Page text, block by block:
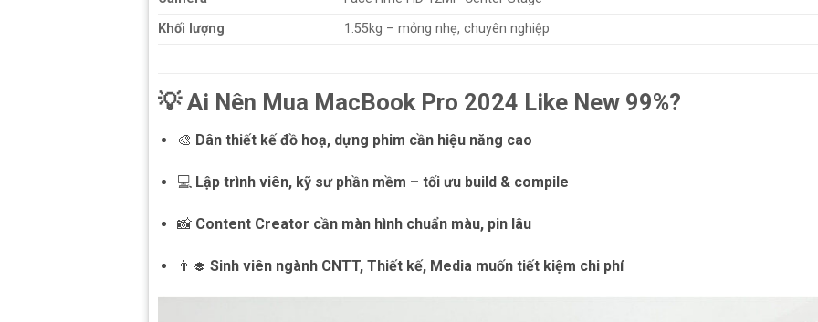
Khối lượng
1.55kg – mỏng nhẹ, chuyên nghiệp
💡Ai Nên Mua MacBook Pro 2024 Like New 99%?
🎨 Dân thiết kế đồ hoạ, dựng phim cần hiệu năng cao
💻 Lập trình viên, kỹ sư phần mềm – tối ưu build & compile
📸 Content Creator cần màn hình chuẩn màu, pin lâu
👨‍🎓 Sinh viên ngành CNTT, Thiết kế, Media muốn tiết kiệm chi phí